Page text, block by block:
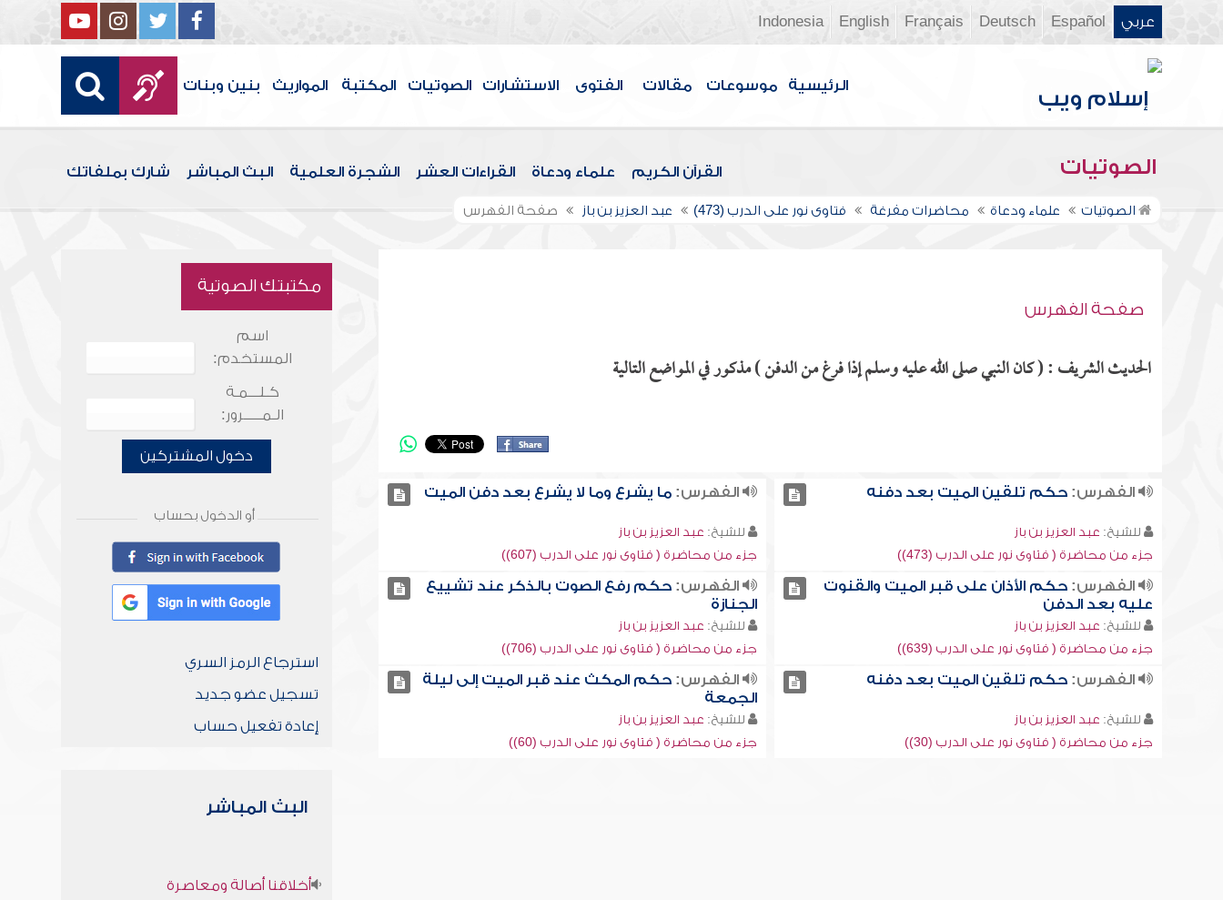
عربي Español
Deutsch
Français
English
Indonesia
الرئيسية موسوعات مقالات الفتوى الاستشارات الصوتيات المكتبة المواريث بنين وبنات
الصوتيات القرآن الكريم علماء ودعاة القراءات العشر الشجرة العلمية البث المباشر شارك بملفاتك
الصوتيات علماء ودعاة محاضرات مفرغة فتاوى نور على الدرب (473) عبد العزيز بن باز صفحة الفهرس
صفحة الفهرس
الحديث الشريف : ( كان النبي صلى الله عليه وسلم إذا فرغ من الدفن ) مذكور في المواضع التالية
الفهرس:حكم تلقين الميت بعد دفنه
للشيخ: عبد العزيز بن باز
جزء من محاضرة ( فتاوى نور على الدرب (473))
الفهرس: ما يشرع وما لا يشرع بعد دفن الميت
للشيخ: عبد العزيز بن باز
جزء من محاضرة ( فتاوى نور على الدرب (607))
الفهرس:حكم الأذان على قبر الميت والقنوت
عليه بعد الدفن
للشيخ: عبد العزيز بن باز
جزء من محاضرة ( فتاوى نور على الدرب (639))
الفهرس: حكم رفع الصوت بالذكر عند تشييع
الجنازة
للشيخ: عبد العزيز بن باز
جزء من محاضرة ( فتاوى نور على الدرب (706))
الفهرس:حكم تلقين الميت بعد دفنه
للشيخ: عبد العزيز بن باز
جزء من محاضرة ( فتاوى نور على الدرب (30))
الفهرس: حكم المكث عند قبر الميت إلى ليلة
الجمعة
للشيخ: عبد العزيز بن باز
جزء من محاضرة ( فتاوى نور على الدرب (60))
مكتبتك الصوتية
اسم
المستخدم:
كـلـــمـة
الـمـــــرور:
دخول المشتركين
أو الدخول بحساب
استرجاع الرمز السري
تسجيل عضو جديد
إعادة تفعيل حساب
البث المباشر
أخلاقنا أصالة ومعاصرة